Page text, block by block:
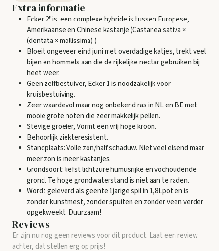
Extra informatie
Ecker 2'is een complexe hybride is tussen Europese,
Amerikaanse en Chinese kastanje (Castanea sativa ×
(dentata × mollissima) )
Bloeit ongeveer eind juni met overdadige katjes, trekt veel
bijen en hommels aan die de rijkelijke nectar gebruiken bij
heet weer.
Geen zelfbestuiver, Ecker 1 is noodzakelijk voor
kruisbestuiving.
Zeer waardevol maar nog onbekend ras in NL en BE met
mooie grote noten die zeer makkelijk pellen.
Stevige groeier, Vormt een vrij hoge kroon.
Behoorlijk ziekteresistent.
Standplaats: Volle zon/half schaduw. Niet veel eisend maar
meer zon is meer kastanjes.
Grondsoort: liefst lichtzure humusrijke en vochoudende
grond. Te hoge grondwaterstand is niet aan te raden.
Wordt geleverd als geënte 1jarige spil in 1,8Lpot en is
zonder kunstmest, zonder spuiten en zonder veen verder
opgekweekt. Duurzaam!
Reviews
Er zijn nu nog geen reviews voor dit product. Laat een review
achter, dat stellen erg op prijs!